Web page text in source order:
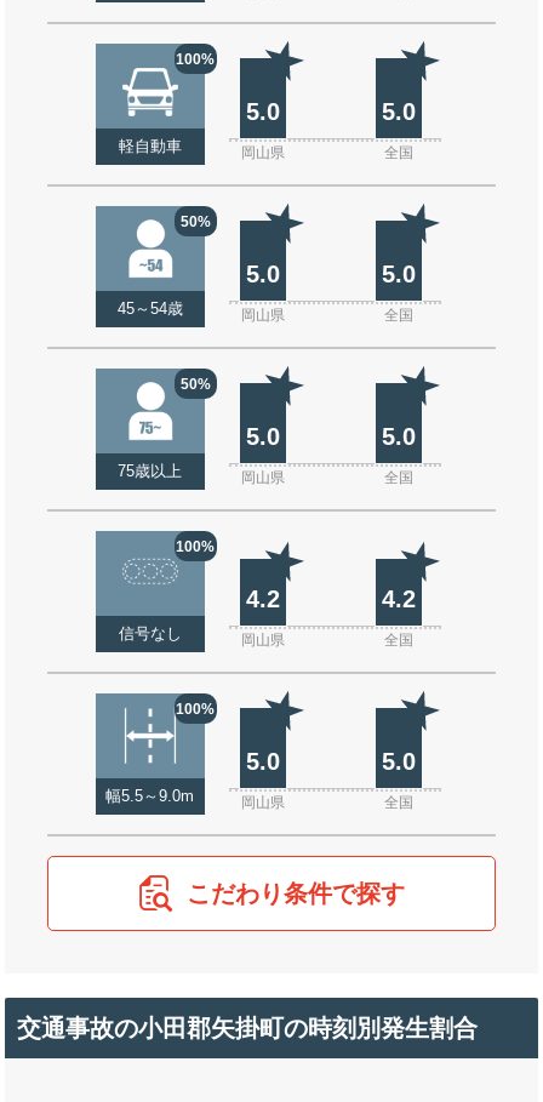
100%
軽自動車
5.0 5.0
岡山県 全国
50%
45～54歳
5.0 5.0
岡山県 全国
50%
75歳以上
5.0 5.0
岡山県 全国
100%
信号なし
4.2 4.2
岡山県 全国
100%
幅5.5～9.0m
5.0 5.0
岡山県 全国
こだわり条件で探す
交通事故の小田郡矢掛町の時刻別発生割合